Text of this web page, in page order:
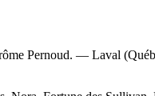
Pernoud. — Laval